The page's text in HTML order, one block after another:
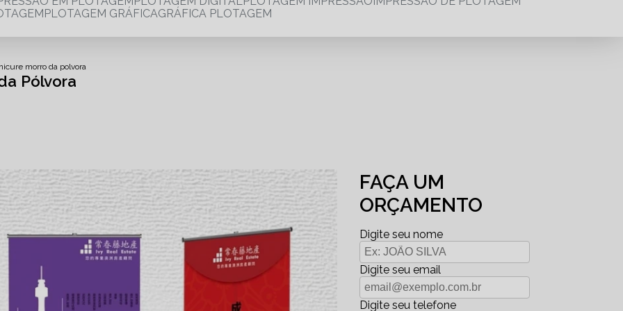
PLOTAGEM GRÁFICA GRÁFICA PLOTAGEM
morro da polvora
Pólvora
FAÇA UM
ORÇAMENTO
Digite seu nome
Digite seu email
Digite seu telefone